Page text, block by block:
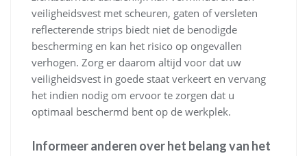
veiligheidsvest met scheuren, gaten of versleten
reflecterende strips biedt niet de benodigde
bescherming en kan het risico op ongevallen
verhogen. Zorg er daarom altijd voor dat uw
veiligheidsvest in goede staat verkeert en vervang
het indien nodig om ervoor te zorgen dat u
optimaal beschermd bent op de werkplek.
Informeer anderen over het belang van het